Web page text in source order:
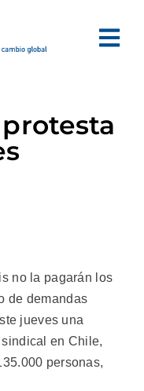
protesta
no la pagarán los
de demandas
jueves una
en Chile,
personas,